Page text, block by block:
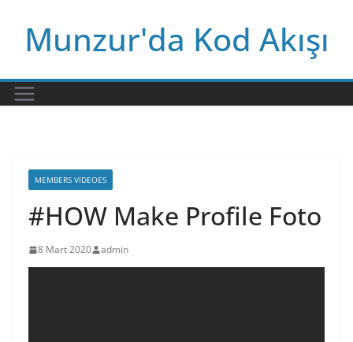
contentMunzur'da Kod Akışı
MEMBERS VIDEOES
#HOW Make Profile Foto
8 Mart 2020 admin